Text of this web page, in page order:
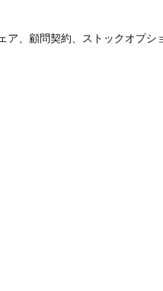
ア、顧問契約、ストックオプシ